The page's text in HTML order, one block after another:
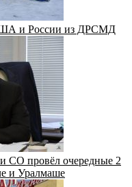
и России из ДРСМД
СО провёл очередные 2
и Уралмаше